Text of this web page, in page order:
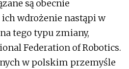
są obecnie
wdrożenie nastąpi w
tego typu zmiany,
Federation of Robotics.
w polskim przemyśle